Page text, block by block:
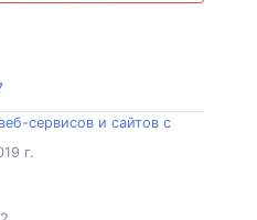
сервисов и сайтов с
г.